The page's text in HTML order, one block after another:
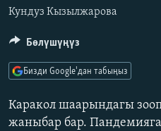
МАДАНИЯТ
ТВ ПРОГРАММАЛАР
БҮГҮН АЗАТТЫКТА
ЭКСПЕРТТЕР ТАЛДАЙТ
ДАНИСТЕ
ПОДКАСТ
ӨЗГӨЧӨ ПИКИР
Русский
Кундуз Кызылжарова
Каракол шаарындагы
жаныбар бар.
Бөлүшүңүз
Бизди Google'дан табыңыз